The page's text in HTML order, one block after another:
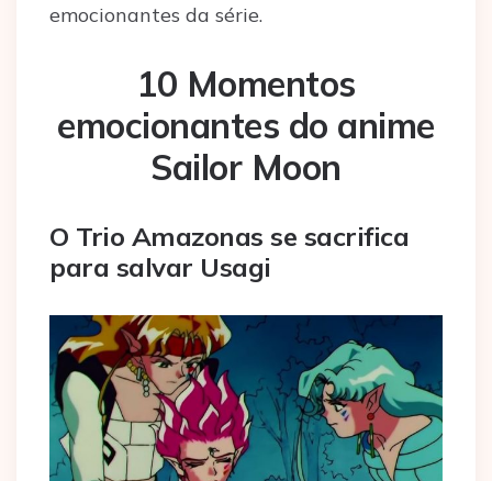
emocionantes da série.
10 Momentos
emocionantes do anime
Sailor Moon
O Trio Amazonas se sacrifica
para salvar Usagi